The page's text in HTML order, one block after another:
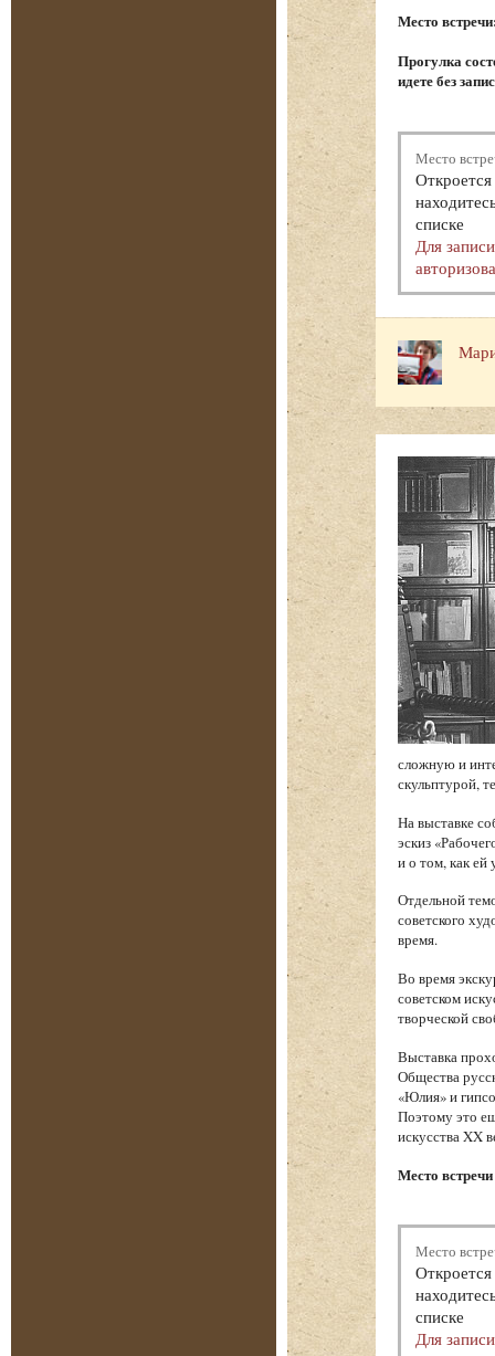
Место
Прогулка
идете без
Место
списке
Для
сложную и
скульптурой,
На выставке
эскиз
и о том, как ей
Отдельной
советского
время.
Во время
советском
творческой
Выставка
Общества
«Юлия» и
Поэтому это
искусства XX
Место
Место
списке
Для